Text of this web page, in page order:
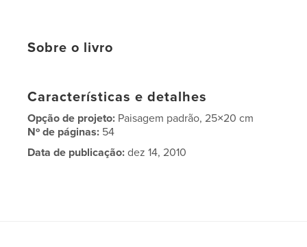
Sobre o livro
Características e detalhes
Opção de projeto: Paisagem padrão, 25×20 cm
Nº de páginas: 54
Data de publicação: dez 14, 2010